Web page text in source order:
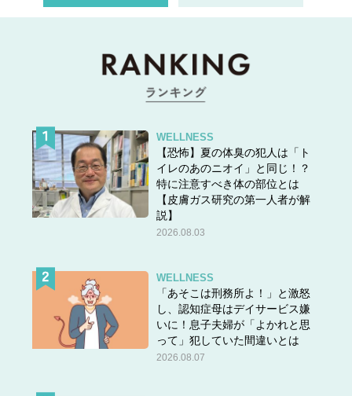
WELLNESS
【恐怖】夏の体臭の犯人は「ト
イレのあのニオイ」と同じ！？
特に注意すべき体の部位とは
【皮膚ガス研究の第一人者が解
説】
2026.08.03
WELLNESS
「あそこは刑務所よ！」と激怒
し、認知症母はデイサービス嫌
いに！息子夫婦が「よかれと思
って」犯していた間違いとは
2026.08.07